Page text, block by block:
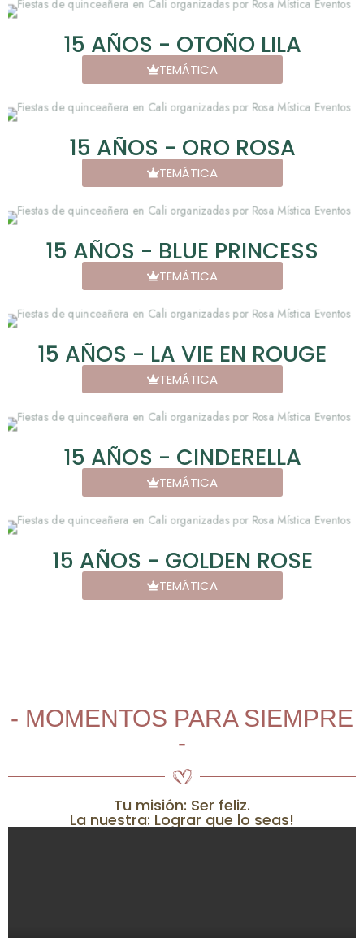
15 AÑOS - OTOÑO LILA
TEMÁTICA
15 AÑOS - ORO ROSA
TEMÁTICA
15 AÑOS - BLUE PRINCESS
TEMÁTICA
15 AÑOS - LA VIE EN ROUGE
TEMÁTICA
15 AÑOS - CINDERELLA
TEMÁTICA
15 AÑOS - GOLDEN ROSE
TEMÁTICA
- MOMENTOS PARA SIEMPRE
-
Tu misión: Ser feliz.
La nuestra: Lograr que lo seas!